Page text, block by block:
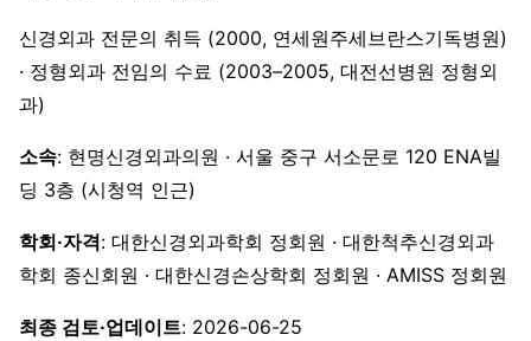
신경외과 전문의 취득 (2000, 연세원주세브란스기독병원)
· 정형외과 전임의 수료 (2003–2005, 대전선병원 정형외
과)
소속: 현명신경외과의원 · 서울 중구 서소문로 120 ENA빌
딩 3층 (시청역 인근)
학회·자격: 대한신경외과학회 정회원 · 대한척추신경외과
학회 종신회원 · 대한신경손상학회 정회원 · AMISS 정회원
최종 검토·업데이트: 2026-06-25